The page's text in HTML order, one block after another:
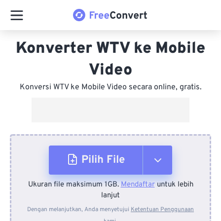
Konverter WTV ke Mobile
Video
Konversi WTV ke Mobile Video secara online, gratis.
Pilih File
Dari Perangkat
Ukuran file maksimum 1GB.Mendaftaruntuk lebih
lanjut
Dengan melanjutkan, Anda menyetujui Ketentuan Penggunaan